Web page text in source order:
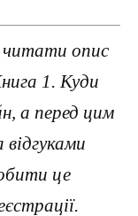
читати опис
1. Куди
а перед цим
це